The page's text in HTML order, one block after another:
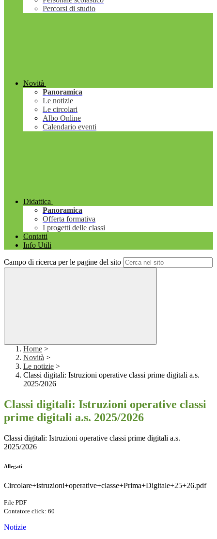
Percorsi di studio
Novità
Panoramica
Le notizie
Le circolari
Albo Online
Calendario eventi
Didattica
Panoramica
Offerta formativa
I progetti delle classi
Contatti
Info Utili
Campo di ricerca per le pagine del sito
Home >
Novità >
Le notizie >
Classi digitali: Istruzioni operative classi prime digitali a.s.
2025/2026
Classi digitali: Istruzioni operative classi
prime digitali a.s. 2025/2026
Classi digitali: Istruzioni operative classi prime digitali a.s.
2025/2026
Allegati
Circolare+istruzioni+operative+classe+Prima+Digitale+25+26.pdf
File PDF
Contatore click: 60
Notizie